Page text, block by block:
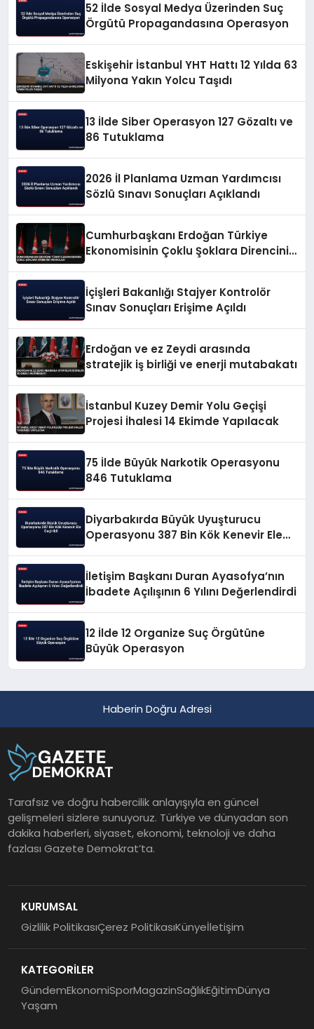
52 İlde Sosyal Medya Üzerinden Suç
Örgütü Propagandasına Operasyon
Eskişehir İstanbul YHT Hattı 12 Yılda 63
Milyona Yakın Yolcu Taşıdı
13 İlde Siber Operasyon 127 Gözaltı ve
86 Tutuklama
2026 İl Planlama Uzman Yardımcısı
Sözlü Sınavı Sonuçları Açıklandı
Cumhurbaşkanı Erdoğan Türkiye
Ekonomisinin Çoklu Şoklara Direncini
İçişleri Bakanlığı Stajyer Kontrolör
Sınav Sonuçları Erişime Açıldı
Erdoğan ve ez Zeydi arasında
stratejik iş birliği ve enerji mutabakatı
İstanbul Kuzey Demir Yolu Geçişi
Projesi İhalesi 14 Ekimde Yapılacak
75 İlde Büyük Narkotik Operasyonu
846 Tutuklama
Diyarbakırda Büyük Uyuşturucu
Operasyonu 387 Bin Kök Kenevir Ele
İletişim Başkanı Duran Ayasofya’nın
İbadete Açılışının 6 Yılını Değerlendirdi
12 İlde 12 Organize Suç Örgütüne
Büyük Operasyon
Haberin Doğru Adresi
Tarafsız ve doğru habercilik anlayışıyla en güncel
gelişmeleri sizlere sunuyoruz. Türkiye ve dünyadan son
dakika haberleri, siyaset, ekonomi, teknoloji ve daha
fazlası Gazete Demokrat’ta.
KURUMSAL
Gizlilik PolitikasıÇerez PolitikasıKünyeİletişim
KATEGORİLER
GündemEkonomiSporMagazinSağlıkEğitimDünya
Yaşam